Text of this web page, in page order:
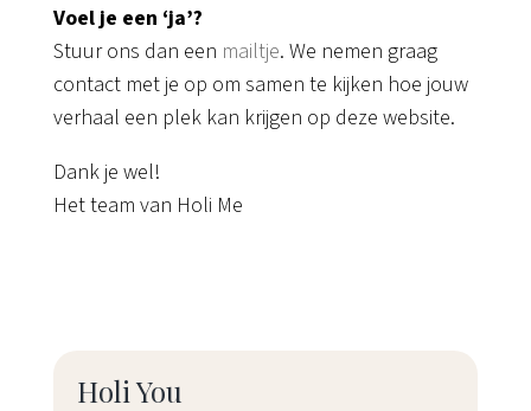
Voel je een ‘ja’?
Stuur ons dan een mailtje. We nemen graag
contact met je op om samen te kijken hoe jouw
verhaal een plek kan krijgen op deze website.
Dank je wel!
Het team van Holi Me
Holi You